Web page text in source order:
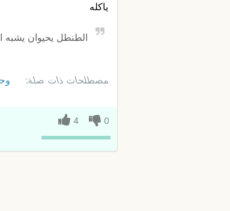
ياكله
الطنطل يحيوان يشبه
مصطلحات ذات صلة:
0
4